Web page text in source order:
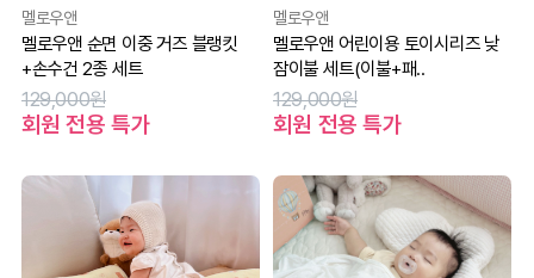
멜로우앤
멜로우앤 순면 이중 거즈 블랭킷
+손수건 2종 세트
129,000원
회원 전용 특가
멜로우앤
멜로우앤 어린이용 토이시리즈 낮
잠이불 세트(이불+패..
129,000원
회원 전용 특가